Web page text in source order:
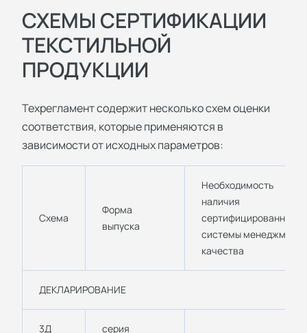
СХЕМЫ СЕРТИФИКАЦИИ
ТЕКСТИЛЬНОЙ
ПРОДУКЦИИ
Техрегламент содержит несколько схем оценки
соответствия, которые применяются в
зависимости от исходных параметров:
Схема
Форма
выпуска
Необходимость
наличия
сертифицированной
системы менеджмента
качества
ДЕКЛАРИРОВАНИЕ
3Д
серия